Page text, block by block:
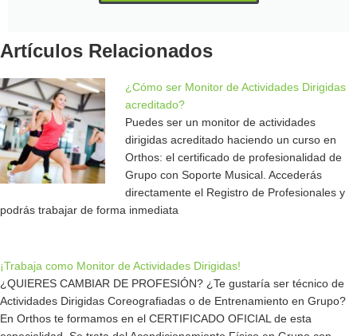
Artículos Relacionados
¿Cómo ser Monitor de Actividades Dirigidas
acreditado?
Puedes ser un monitor de actividades
dirigidas acreditado haciendo un curso en
Orthos: el certificado de profesionalidad de
Grupo con Soporte Musical. Accederás
directamente el Registro de Profesionales y
podrás trabajar de forma inmediata
¡Trabaja como Monitor de Actividades Dirigidas!
¿QUIERES CAMBIAR DE PROFESIÓN? ¿Te gustaría ser técnico de
Actividades Dirigidas Coreografiadas o de Entrenamiento en Grupo?
En Orthos te formamos en el CERTIFICADO OFICIAL de esta